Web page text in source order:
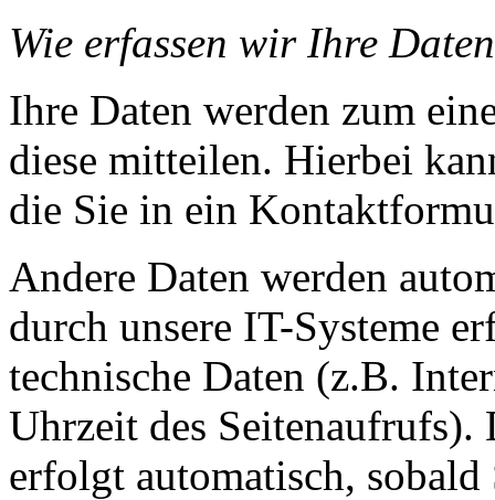
Wie erfassen wir Ihre
Ihre Daten werden zum
diese mitteilen. Hierbei
die Sie in ein
Andere Daten werden
durch unsere IT-Systeme
technische Daten (z.B.
Uhrzeit des Seitenaufrufs).
erfolgt automatisch, sobald